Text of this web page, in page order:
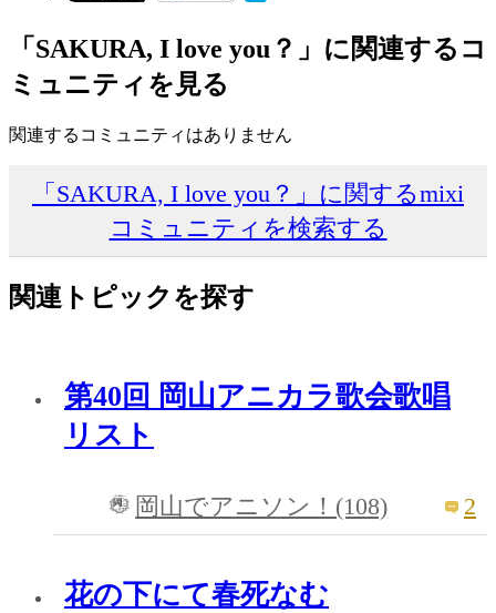
「SAKURA, I love you？」に関連するコ
ミュニティを見る
関連するコミュニティはありません
「SAKURA, I love you？」に関するmixi
コミュニティを検索する
関連トピックを探す
第40回 岡山アニカラ歌会歌唱
リスト
岡山でアニソン！(108) 2
花の下にて春死なむ